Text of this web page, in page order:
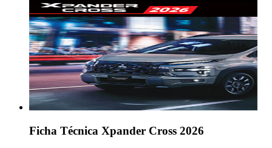
Ficha Técnica Xpander Cross 2026